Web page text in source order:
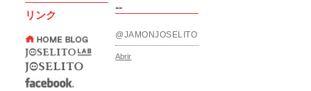
--
リンク
@JAMONJOSELITO
Abrir